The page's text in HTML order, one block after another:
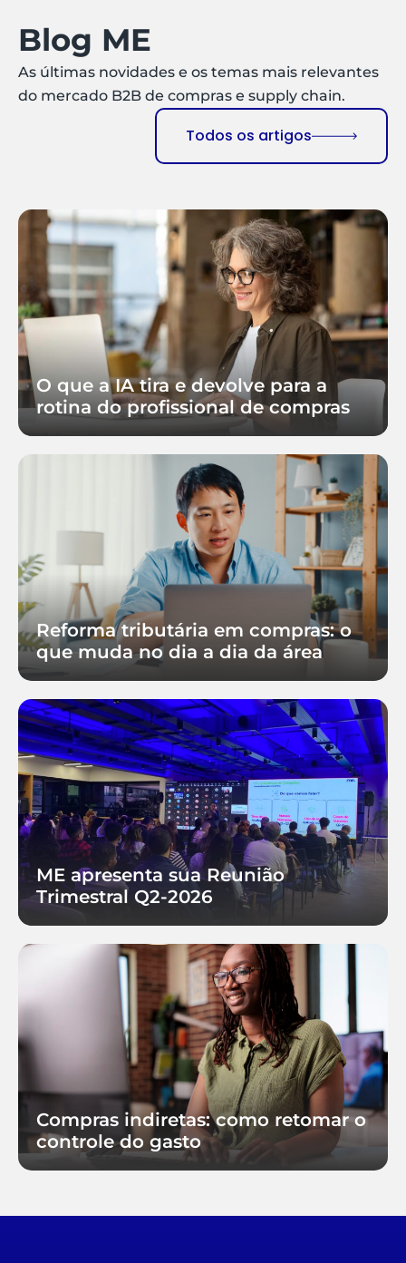
Blog ME
As últimas novidades e os temas mais relevantes
do mercado B2B de compras e supply chain.
Todos os artigos
O que a IA tira e devolve para a
rotina do profissional de compras
Reforma tributária em compras: o
que muda no dia a dia da área
ME apresenta sua Reunião
Trimestral Q2-2026
Compras indiretas: como retomar o
controle do gasto